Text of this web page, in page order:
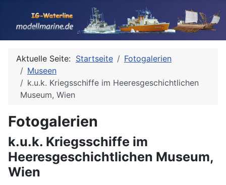
Aktuelle Seite: Startseite
Fotogalerien
Museen
k.u.k. Kriegsschiffe im Heeresgeschichtlichen
Museum, Wien
Fotogalerien
k.u.k. Kriegsschiffe im
Heeresgeschichtlichen Museum,
Wien